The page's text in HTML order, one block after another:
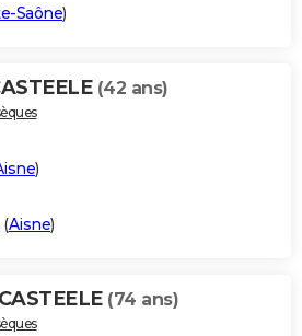
Saône)
(42 ans)
)
(Aisne)
(74 ans)